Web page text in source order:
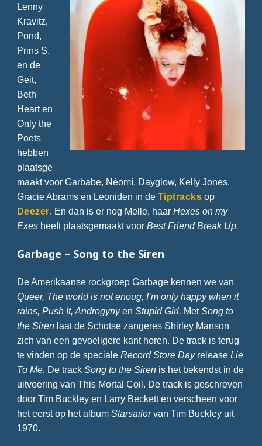
Lenny
Kravitz,
Pond,
Prins S.
en de
Geit,
Beth
Heart en
Only the
Poets
hebben
plaatsge
maakt voor Garbabe, Néomí, Dayglow, Kelly Jones,
Gracie Abrams en Leoniden in de Tiptracks op
Deezer. En dan is er nog Melle, haar Hexes on my
Exes heeft plaatsgemaakt voor Best Friend Break Up.
Garbage – Song to the Siren
De Amerikaanse rockgroep Garbage kennen we van
Queer, The world is not enoug, I’m only happy when it
rains, Push It, Androgynyen Stupid Girl. MetSong to
the Siren laat de Schotse zangeres Shirley Manson
zich van een gevoeligere kant horen. De track is terug
te vinden op de speciale Record Store Day release Lie
To Me. De track Song to the Siren is het bekendst in de
uitvoering van This Mortal Coil. De track is geschreven
door Tim Buckley en Larry Beckett en verscheen voor
het eerst op het album Starsailorvan Tim Buckley uit
1970.